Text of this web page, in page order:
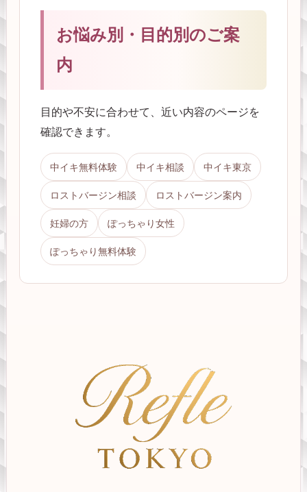
お悩み別・目的別のご案
内
目的や不安に合わせて、近い内容のページを
確認できます。
中イキ無料体験 中イキ相談 中イキ東京
ロストバージン相談 ロストバージン案内
妊婦の方 ぽっちゃり女性
ぽっちゃり無料体験